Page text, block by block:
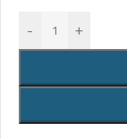
- +